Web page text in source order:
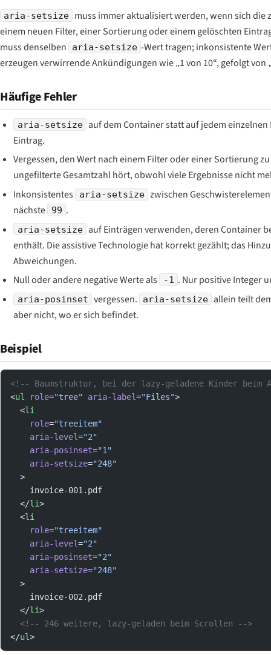
aria-setsize muss immer aktualisiert werden, wenn sich die
einem neuen Filter, einer Sortierung oder einem gelöschten
muss denselben
aria-setsize -Wert tragen; inkonsistente
erzeugen verwirrende Ankündigungen wie „1 von 10“, gefolgt von
Häufige Fehler
aria-setsize
auf dem Container statt auf jedem
Eintrag.
Vergessen, den Wert nach einem Filter oder einer Sortierung
ungefilterte Gesamtzahl hört, obwohl viele Ergebnisse nicht
Inkonsistentes
aria-setsize zwischen
nächste
99 .
aria-setsize
auf Einträgen verwenden, deren Container
enthält. Die assistive Technologie hat korrekt gezählt; das
Abweichungen.
Null oder andere negative Werte als
-1 . Nur positive Integer
aria-posinset vergessen. aria-setsize allein teilt
aber nicht, wo er sich befindet.
Beispiel
<!-- Baumstruktur, bei der lazy-geladene Kinder beim
<ul role="tree" aria-label="Files">
  <
li
    role
="treeitem"
    aria-level
="2"
    aria-posinset
="1"
    aria-setsize
="248"
  >
    invoice-001.pdf
  </
li>
  <
li
    role
="treeitem"
    aria-level
="2"
    aria-posinset
="2"
    aria-setsize
="248"
  >
    invoice-002.pdf
  </
li>
  <!-- 246 weitere, lazy-geladen beim Scrollen -->
</ul>